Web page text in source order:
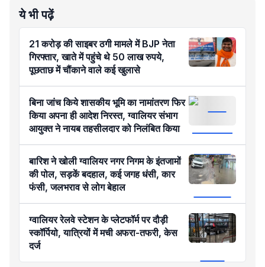
ये भी पढ़ें
21 करोड़ की साइबर ठगी मामले में BJP नेता
गिरफ्तार, खाते में पहुंचे थे 50 लाख रुपये,
पूछताछ में चौंकाने वाले कई खुलासे
बिना जांच किये शासकीय भूमि का नामांतरण फिर
किया अपना ही आदेश निरस्त, ग्वालियर संभाग
आयुक्त ने नायब तहसीलदार को निलंबित किया
बारिश ने खोली ग्वालियर नगर निगम के इंतजामों
की पोल, सड़कें बदहाल, कई जगह धंसी, कार
फंसी, जलभराव से लोग बेहाल
ग्वालियर रेलवे स्टेशन के प्लेटफॉर्म पर दौड़ी
स्कॉर्पियो, यात्रियों में मची अफरा-तफरी, केस
दर्ज